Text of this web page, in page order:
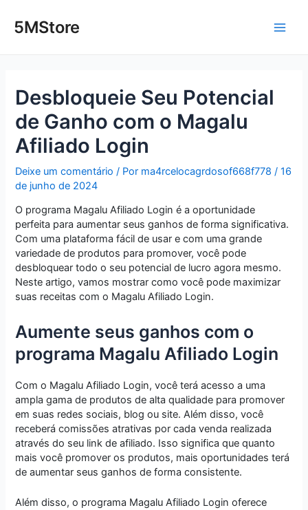
para5MStore
Desbloqueie Seu Potencial
de Ganho com o Magalu
Afiliado Login
Deixe um comentário / Por ma4rcelocagrdosof668f778/16
de junho de 2024
O programa Magalu Afiliado Login é a oportunidade
perfeita para aumentar seus ganhos de forma significativa.
Com uma plataforma fácil de usar e com uma grande
variedade de produtos para promover, você pode
desbloquear todo o seu potencial de lucro agora mesmo.
Neste artigo, vamos mostrar como você pode maximizar
suas receitas com o Magalu Afiliado Login.
Aumente seus ganhos com o
programa Magalu Afiliado Login
Com o Magalu Afiliado Login, você terá acesso a uma
ampla gama de produtos de alta qualidade para promover
em suas redes sociais, blog ou site. Além disso, você
receberá comissões atrativas por cada venda realizada
através do seu link de afiliado. Isso significa que quanto
mais você promover os produtos, mais oportunidades terá
de aumentar seus ganhos de forma consistente.
Além disso, o programa Magalu Afiliado Login oferece
navigation